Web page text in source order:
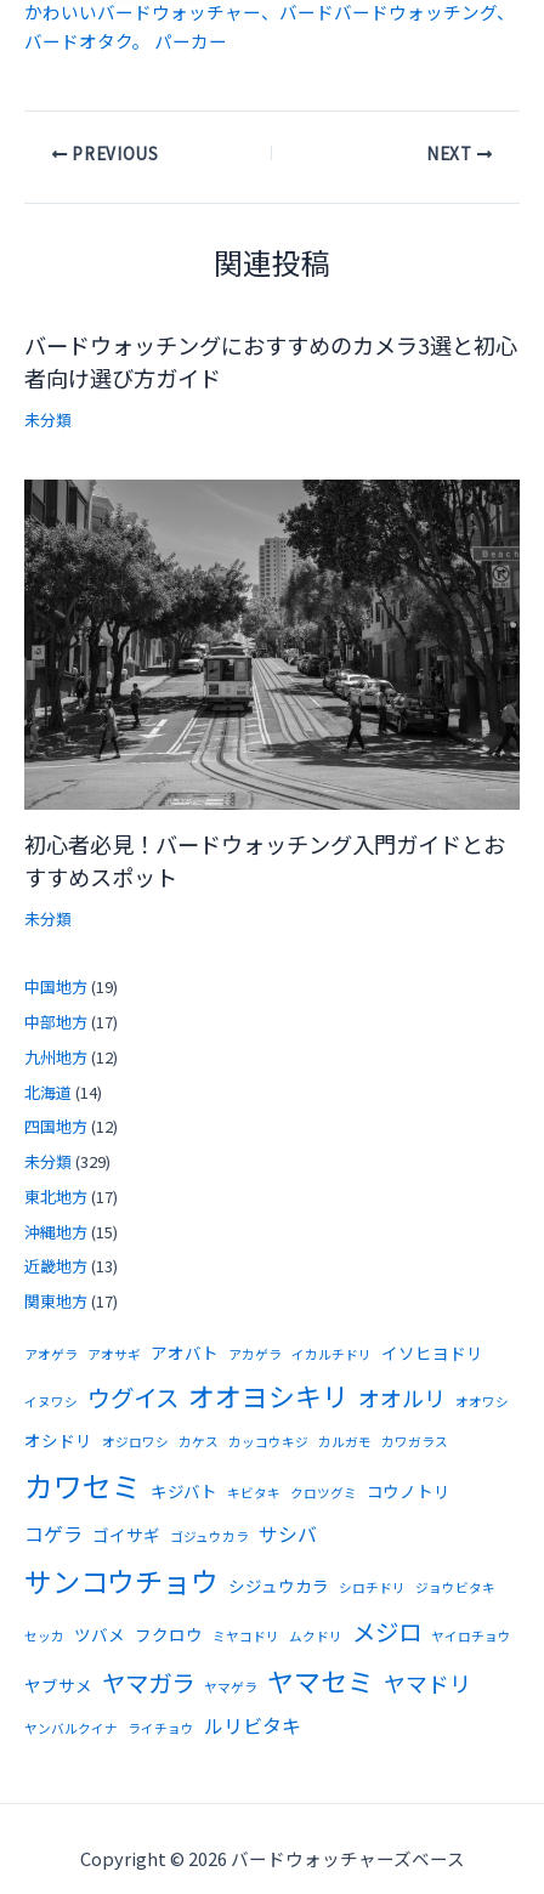
かわいいバードウォッチャー、バードバードウォッチング、
バードオタク。 パーカー
PostPREVIOUS NEXT
関連投稿
バードウォッチングにおすすめのカメラ3選と初心
者向け選び方ガイド
未分類
初心者必見！バードウォッチング入門ガイドとお
すすめスポット
未分類
中国地方(19)
中部地方(17)
九州地方(12)
北海道 (14)
四国地方(12)
未分類(329)
東北地方(17)
沖縄地方(15)
近畿地方(13)
関東地方(17)
アオゲラ アオサギ アオバト アカゲラ イカルチドリ イソヒヨドリ
イヌワシ ウグイス オオヨシキリ オオルリ オオワシ
オシドリ オジロワシ カケス カッコウキジ カルガモ カワガラス
カワセミ キジバト キビタキ クロツグミ コウノトリ
コゲラ ゴイサギ ゴジュウカラ サシバ
サンコウチョウ シジュウカラ シロチドリ ジョウビタキ
セッカ ツバメ フクロウ ミヤコドリ ムクドリ メジロ ヤイロチョウ
ヤブサメ ヤマガラ ヤマゲラ ヤマセミ ヤマドリ
ヤンバルクイナ ライチョウ ルリビタキ
Copyright © 2026 バードウォッチャーズベース